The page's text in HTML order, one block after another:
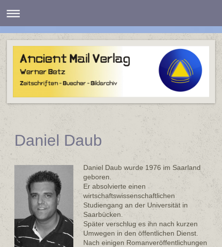
Daniel Daub
Daniel Daub wurde 1976 im Saarland
geboren.
Er absolvierte einen
wirtschaftswissenschaftlichen
Studiengang an der Universität in
Saarbücken.
Später verschlug es ihn nach kurzen
Umwegen in den öffentlichen Dienst.
Nach einigen Romanveröffentlichungen